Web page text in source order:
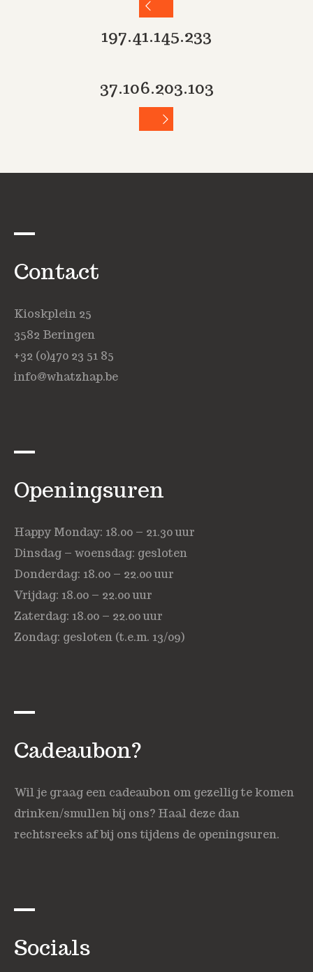
197.41.145.233
37.106.203.103
Contact
Kioskplein 25
3582 Beringen
+32 (0)470 23 51 85
info@whatzhap.be
Openingsuren
Happy Monday: 18.00 – 21.30 uur
Dinsdag – woensdag: gesloten
Donderdag: 18.00 – 22.00 uur
Vrijdag: 18.00 – 22.00 uur
Zaterdag: 18.00 – 22.00 uur
Zondag: gesloten (t.e.m. 13/09)
Cadeaubon?
Wil je graag een cadeaubon om gezellig te komen
drinken/smullen bij ons? Haal deze dan
rechtsreeks af bij ons tijdens de openingsuren.
Socials